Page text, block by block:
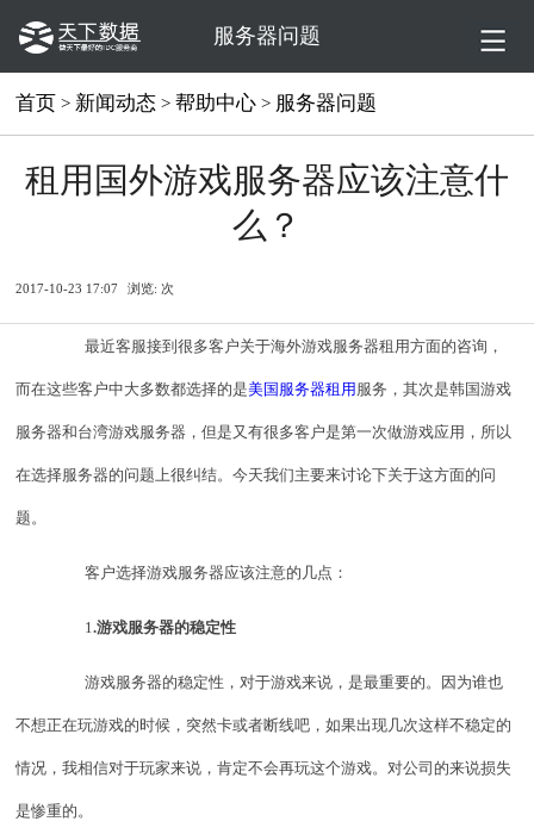
服务器问题
首页 > 新闻动态 >帮助中心 > 服务器问题
租用国外游戏服务器应该注意什
么？
2017-10-23 17:07 浏览: 次
最近客服接到很多客户关于海外游戏服务器租用方面的咨询，
而在这些客户中大多数都选择的是美国服务器租用服务，其次是韩国游戏
服务器和台湾游戏服务器，但是又有很多客户是第一次做游戏应用，所以
在选择服务器的问题上很纠结。今天我们主要来讨论下关于这方面的问
题。
客户选择游戏服务器应该注意的几点：
1.游戏服务器的稳定性
游戏服务器的稳定性，对于游戏来说，是最重要的。因为谁也
不想正在玩游戏的时候，突然卡或者断线吧，如果出现几次这样不稳定的
情况，我相信对于玩家来说，肯定不会再玩这个游戏。对公司的来说损失
是惨重的。